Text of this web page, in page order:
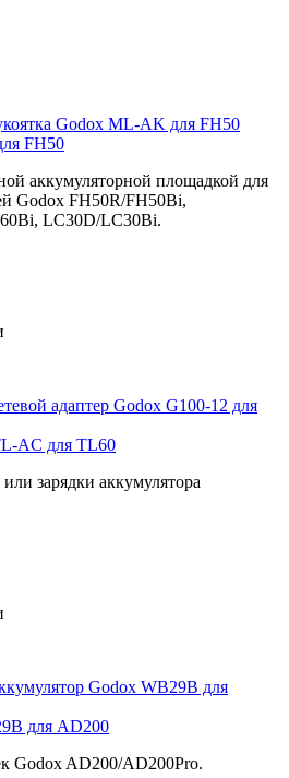
FH50
аккумуляторной площадкой для
Godox FH50R/FH50Bi,
LC30D/LC30Bi.
AC для TL60
зарядки аккумулятора
для AD200
Godox AD200/AD200Pro.